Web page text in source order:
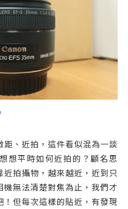
、近拍，這件看似混為一談
想平時如何近拍的？顧名思
拍攝物，越來越近，近到只
無法清楚對焦為止，我們才
但每次這樣的貼近，有發現